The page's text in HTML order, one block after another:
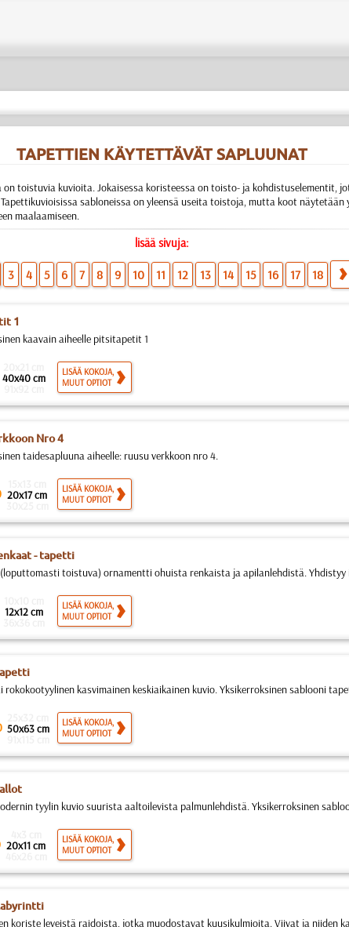
TAPETTIEN KÄYTETTÄVÄT SAPLUUNAT
toistuvia kuvioita. Jokaisessa koristeessa on toisto- ja kohdistuselementit,
sabloneissa on yleensä useita toistoja, mutta koot näytetään
maalaamiseen.
lisää sivuja:
3 4 5 6 7 8 9 10 11 12 13 14 15 16 17 18
1
kaavain aiheelle pitsitapetit 1
40x40 cm
LISÄÄ KOKOJA,
MUUT OPTIOT
Nro 4
taidesapluuna aiheelle: ruusu verkkoon nro 4.
20x17 cm
LISÄÄ KOKOJA,
MUUT OPTIOT
- tapetti
toistuva) ornamentti ohuista renkaista ja apilanlehdistä. Yhdistyy
12x12 cm
LISÄÄ KOKOJA,
MUUT OPTIOT
rokokootyylinen kasvimainen keskiaikainen kuvio. Yksikerroksinen sablooni
50x63 cm
LISÄÄ KOKOJA,
MUUT OPTIOT
tyylin kuvio suurista aaltoilevista palmunlehdistä. Yksikerroksinen
20x11 cm
LISÄÄ KOKOJA,
MUUT OPTIOT
koriste leveistä raidoista, jotka muodostavat kuusikulmioita. Viivat ja niiden